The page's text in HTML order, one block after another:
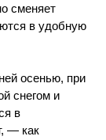
сменяет
в удобную
осенью, при
снегом и
в
— как